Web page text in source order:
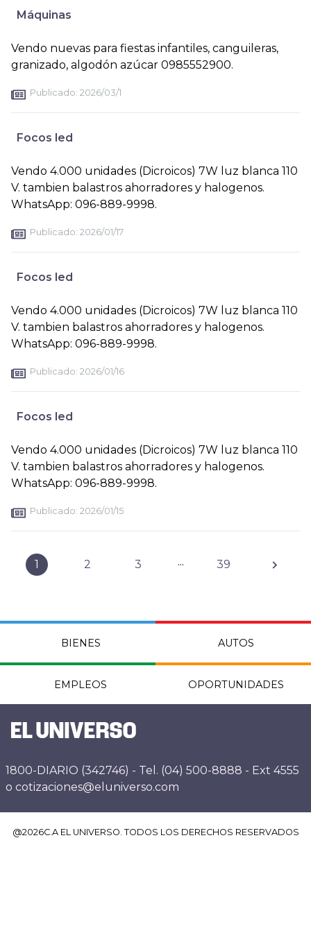
Máquinas
Vendo nuevas para fiestas infantiles, canguileras,
granizado, algodón azúcar 0985552900.
Publicado: 2026/03/1
Focos led
Vendo 4.000 unidades (Dicroicos) 7W luz blanca 110
V. tambien balastros ahorradores y halogenos.
WhatsApp: 096-889-9998.
Publicado: 2026/01/17
Focos led
Vendo 4.000 unidades (Dicroicos) 7W luz blanca 110
V. tambien balastros ahorradores y halogenos.
WhatsApp: 096-889-9998.
Publicado: 2026/01/16
Focos led
Vendo 4.000 unidades (Dicroicos) 7W luz blanca 110
V. tambien balastros ahorradores y halogenos.
WhatsApp: 096-889-9998.
Publicado: 2026/01/15
1 2 3 ... 39
BIENES AUTOS
EMPLEOS OPORTUNIDADES
1800-DIARIO (342746) - Tel. (04) 500-8888 - Ext 4555
o cotizaciones@eluniverso.com
@2026C.A EL UNIVERSO. TODOS LOS DERECHOS RESERVADOS